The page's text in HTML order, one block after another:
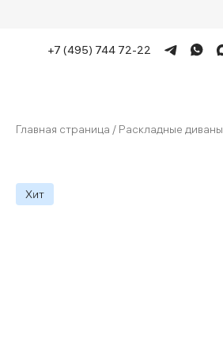
+7 (495) 744 72-22
Главная страница / Раскладные диваны